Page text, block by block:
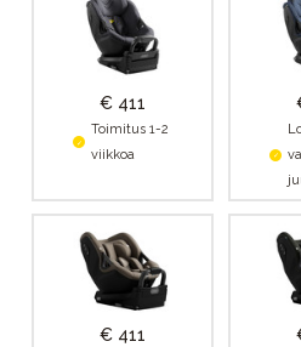
€ 411
Toimitus 1-2
viikkoa
€ 411